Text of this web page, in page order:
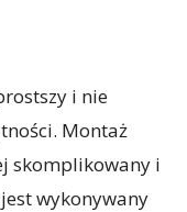
i nie
Montaż
skomplikowany i
wykonywany